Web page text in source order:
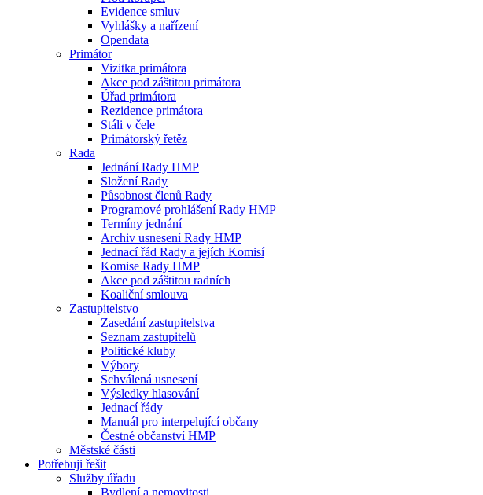
Evidence smluv
Vyhlášky a nařízení
Opendata
Primátor
Vizitka primátora
Akce pod záštitou primátora
Úřad primátora
Rezidence primátora
Stáli v čele
Primátorský řetěz
Rada
Jednání Rady HMP
Složení Rady
Působnost členů Rady
Programové prohlášení Rady HMP
Termíny jednání
Archiv usnesení Rady HMP
Jednací řád Rady a jejích Komisí
Komise Rady HMP
Akce pod záštitou radních
Koaliční smlouva
Zastupitelstvo
Zasedání zastupitelstva
Seznam zastupitelů
Politické kluby
Výbory
Schválená usnesení
Výsledky hlasování
Jednací řády
Manuál pro interpelující občany
Čestné občanství HMP
Městské části
Potřebuji řešit
Služby úřadu
Bydlení a nemovitosti